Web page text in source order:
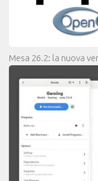
Mesa 26.2: la nuova